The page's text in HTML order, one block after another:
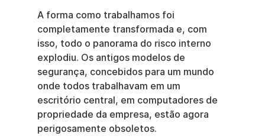
A forma como trabalhamos foi
completamente transformada e, com
isso, todo o panorama do risco interno
explodiu. Os antigos modelos de
segurança, concebidos para um mundo
onde todos trabalhavam em um
escritório central, em computadores de
propriedade da empresa, estão agora
perigosamente obsoletos.